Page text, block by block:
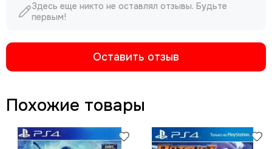
Здесь еще никто не оставлял отзывы. Будьте
первым!
Оставить отзыв
Похожие товары